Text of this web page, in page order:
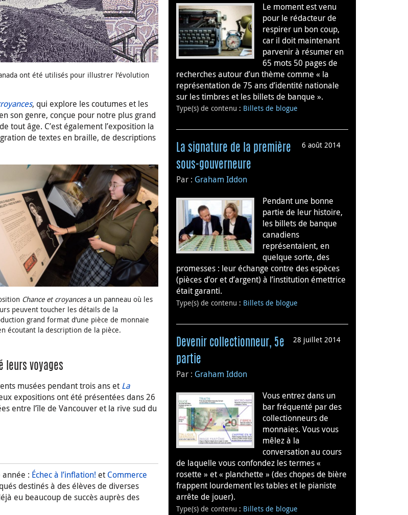
ont été utilisés pour illustrer l’évolution
, qui explore les coutumes et les
son genre, conçue pour notre plus grand
tout âge. C’est également l’exposition la
de textes en braille, de descriptions
Chance et croyancesa un panneau où les
peuvent toucher les détails de la
grand format d’une pièce de monnaie
écoutant la description de la pièce.
leurs voyages
musées pendant trois ans et La
expositions ont été présentées dans 26
entre l’île de Vancouver et la rive sud du
: Échec à l’inflation! et Commerce
destinés à des élèves de diverses
eu beaucoup de succès auprès des
Le moment est venu
pour le rédacteur de
respirer un bon coup,
car il doit maintenant
parvenir à résumer en
65 mots 50 pages de
recherches autour d’un thème comme « la
représentation de 75 ans d’identité nationale
sur les timbres et les billets de banque ».
Type(s) de contenu : Billets de blogue
6 août 2014
La signature de la première
sous-gouverneure
Par : Graham Iddon
Pendant une bonne
partie de leur histoire,
les billets de banque
canadiens
représentaient, en
quelque sorte, des
promesses : leur échange contre des espèces
(pièces d’or et d’argent) à l’institution émettrice
était garanti.
Type(s) de contenu : Billets de blogue
28 juillet 2014
Devenir collectionneur, 5e
partie
Par : Graham Iddon
Vous entrez dans un
bar fréquenté par des
collectionneurs de
monnaies. Vous vous
mêlez à la
conversation au cours
de laquelle vous confondez les termes «
rosette » et « planchette » (des chopes de bière
frappent lourdement les tables et le pianiste
arrête de jouer).
Type(s) de contenu : Billets de blogue